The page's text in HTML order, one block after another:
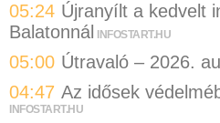
05:24 Újranyílt a kedvelt
Balatonnál
INFOSTART.HU
05:00 Útravaló – 2026.
04:47 Az idősek
INFOSTART.HU